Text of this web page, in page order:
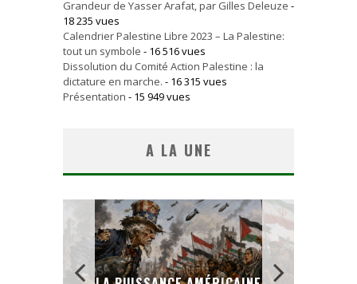
Grandeur de Yasser Arafat, par Gilles Deleuze -
18 235 vues
Calendrier Palestine Libre 2023 – La Palestine:
tout un symbole - 16 516 vues
Dissolution du Comité Action Palestine : la
dictature en marche. - 16 315 vues
Présentation - 15 949 vues
A LA UNE